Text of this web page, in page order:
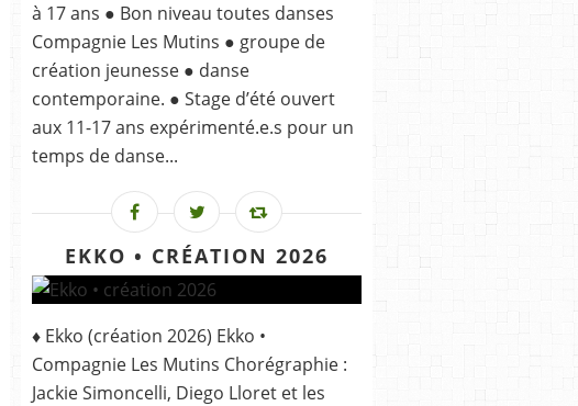
à 17 ans ● Bon niveau toutes danses
Compagnie Les Mutins ● groupe de
création jeunesse ● danse
contemporaine. ● Stage d’été ouvert
aux 11-17 ans expérimenté.e.s pour un
temps de danse...
EKKO • CRÉATION 2026
♦ Ekko (création 2026) Ekko •
Compagnie Les Mutins Chorégraphie :
Jackie Simoncelli, Diego Lloret et les